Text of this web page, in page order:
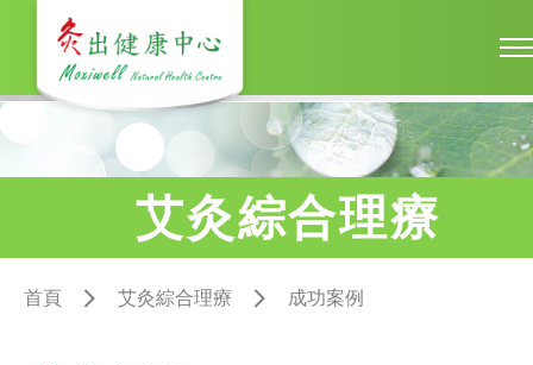
艾灸綜合理療
首頁 艾灸綜合理療 成功案例